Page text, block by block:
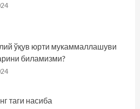
ўқув юрти мукаммаллашуви
биламизми?
таги насиба